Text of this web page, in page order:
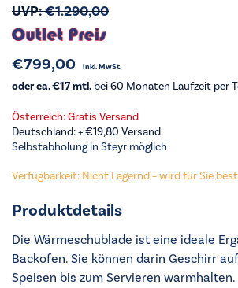
UVP:€1.290,00
€799,00 inkl. MwSt.
oder ca. €17 mtl. bei 60 Monaten Laufzeit per
Österreich: Gratis Versand
Deutschland: +€19,80 Versand
Selbstabholung in Steyr möglich
Verfügbarkeit: Nicht Lagernd – wird für Sie
Produktdetails
Die Wärmeschublade ist eine ideale
Backofen. Sie können darin Geschirr
Speisen bis zum Servieren warmhalten.